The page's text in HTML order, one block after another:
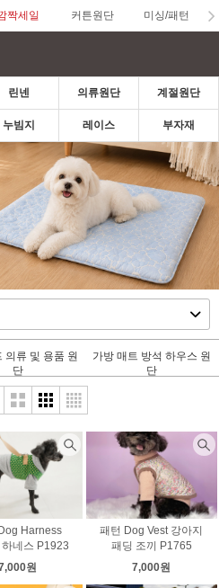
짝세일 커튼원단 미싱/패턴
린넨 의류원단 계절원단
누빔지 레이스 부자재
의류 및 용품 원
단
가방 매트 방석 하우스 원
단
Harness
하네스 P1923
원
패턴 Dog Vest 강아지
패딩 조끼 P1765
7,000원